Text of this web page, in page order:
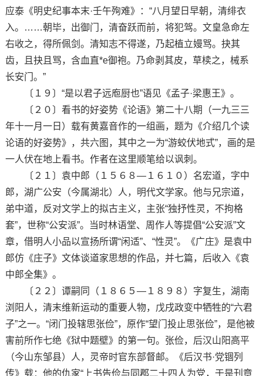
应泰《明史纪事本末·壬午殉难》：“八月望日早朝，清绯衣
入。……朝毕，出御门，清奋跃而前，将犯驾。文皇急命左
右收之，得所佩剑。清知志不得遂，乃起植立嫚骂。抉其
齿，且抉且骂，含血直*e御袍。乃命剥其皮，草椟之，械系
长安门。”
〔１９〕“是以君子远庖厨也”语见《孟子·梁惠王》。
〔２０〕看书的好姿势《论语》第二十八期（一九三三
年十一月一日）载有黄嘉音作的一组画，题为《介绍几个读
论语的好姿势》，共六图，其中之一为“游蛟伏地式”，画的是
一人伏在地上看书。作者在这里顺笔给以讽刺。
〔２１〕袁中郎（１５６８—１６１０）名宏道，字中
郎，湖广公安（今属湖北）人，明代文学家。他与兄宗道，
弟中道，反对文学上的拟古主义，主张“独抒性灵，不拘格
套”，世称“公安派”。当时林语堂、周作人等提倡“公安派”文
章，借明人小品以宣扬所谓“闲适”、“性灵”。《广庄》是袁中
郎仿《庄子》文体谈道家思想的作品，并七篇，后收入《袁
中郎全集》。
〔２２〕谭嗣同（１８６５—１８９８）字复生，湖南
浏阳人，清末维新运动的重要人物，戊戌政变中牺牲的“六君
子”之一。“闭门投辖思张俭”，原作“望门投止思张俭”，是他被
害前所作七绝《狱中题壁》的第一句。张俭，后汉山阳高平
（今山东邹县）人，灵帝时官东部督邮。《后汉书·党锢列
传》载：他的仇家“上书告俭与同郡二十四人为党，于是刊章